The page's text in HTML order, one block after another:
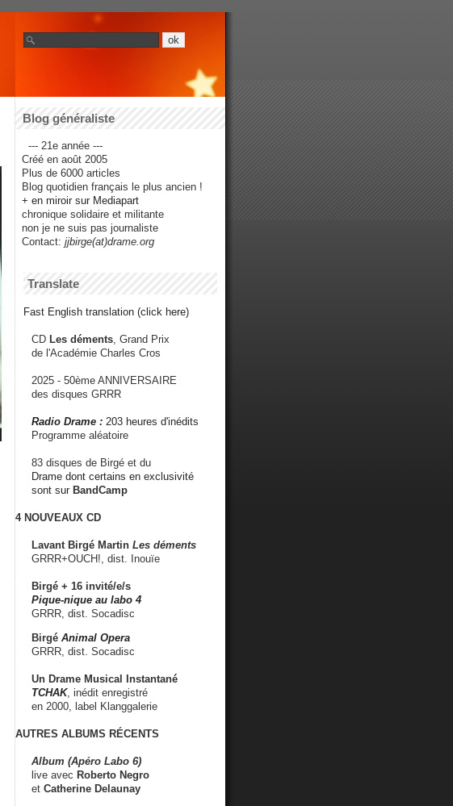
Blog généraliste
--- 21e année ---
Créé en août 2005
Plus de 6000 articles
Blog quotidien français le plus ancien !
+ en miroir sur Mediapart
chronique solidaire et militante
non je ne suis pas journaliste
Contact: jjbirge(at)drame.org
Translate
Fast English translation (click here)
CD Les déments , Grand Prix
de l'Académie Charles Cros
2025 - 50ème ANNIVERSAIRE
des disques GRRR
Radio Drame : 203 heures d'inédits
Programme aléatoire
83 disques de Birgé et du
Drame dont certains en exclusivité
sont sur BandCamp
4 NOUVEAUX CD
Lavant Birgé Martin Les déments
GRRR+OUCH!, dist. Inouïe
Birgé + 16 invité/e/s
Pique-nique au labo 4
GRRR, dist. Socadisc
Birgé Animal Opera
GRRR, dist. Socadisc
Un Drame Musical Instantané
TCHAK, inédit enregistré
en 2000, label Klanggalerie
AUTRES ALBUMS RÉCENTS
Album (Apéro Labo 6)
live avec Roberto Negro
et Catherine Delaunay